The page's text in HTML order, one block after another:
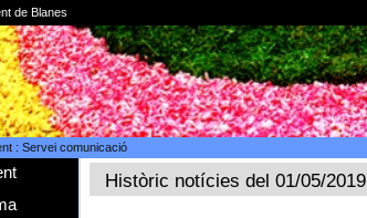
de Blanes
: Servei comunicació
Històric notícies del 01/05/2019